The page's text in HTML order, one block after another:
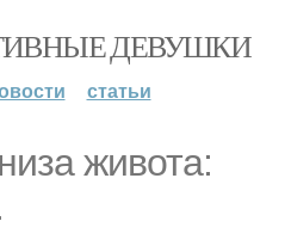
ДЕВУШКИ
статьи
живота: